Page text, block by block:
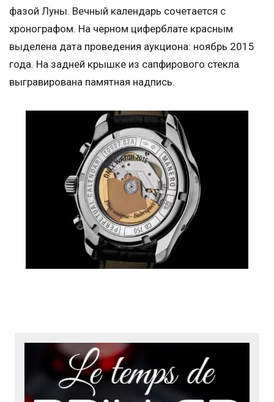
фазой Луны. Вечный календарь сочетается с
хронографом. На черном циферблате красным
выделена дата проведения аукциона: ноябрь 2015
года. На задней крышке из сапфирового стекла
выгравирована памятная надпись.